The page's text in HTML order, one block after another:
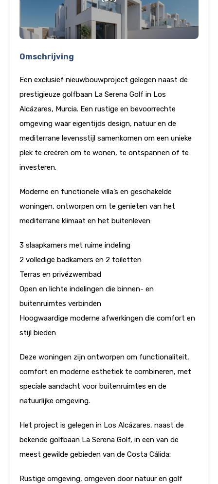
Omschrijving
Een exclusief nieuwbouwproject gelegen naast de
prestigieuze golfbaan La Serena Golf in Los
Alcázares, Murcia. Een rustige en bevoorrechte
omgeving waar eigentijds design, natuur en de
mediterrane levensstijl samenkomen om een unieke
plek te creëren om te wonen, te ontspannen of te
investeren.
Moderne en functionele villa’s en geschakelde
woningen, ontworpen om te genieten van het
mediterrane klimaat en het buitenleven:
3 slaapkamers met ruime indeling
2 volledige badkamers en 2 toiletten
Terras en privézwembad
Open en lichte indelingen die binnen- en
buitenruimtes verbinden
Hoogwaardige moderne afwerkingen die comfort en
stijl bieden
Deze woningen zijn ontworpen om functionaliteit,
comfort en moderne esthetiek te combineren, met
speciale aandacht voor buitenruimtes en de
natuurlijke omgeving.
Het project is gelegen in Los Alcázares, naast de
bekende golfbaan La Serena Golf, in een van de
meest gewilde gebieden van de Costa Cálida:
Rustige omgeving, omgeven door natuur en golf